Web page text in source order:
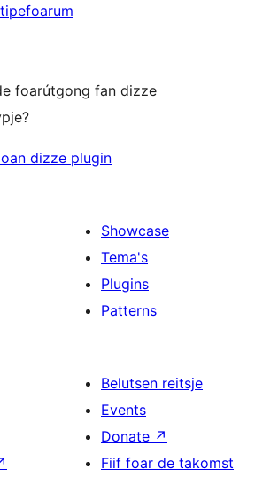
foarútgong fan dizze
dizze plugin
Showcase
Tema's
Plugins
Patterns
Belutsen reitsje
Events
Donate ↗
Fiif foar de takomst